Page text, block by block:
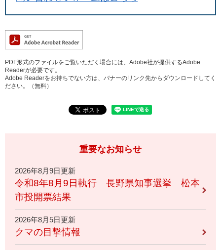
PDF形式のファイルをご覧いただく場合には、Adobe社が提供するAdobe
Readerが必要です。
Adobe Readerをお持ちでない方は、バナーのリンク先からダウンロードしてく
ださい。（無料）
重要なお知らせ
2026年8月9日更新
令和8年8月9日執行 長野県知事選挙 松本
市投開票結果
2026年8月5日更新
クマの目撃情報